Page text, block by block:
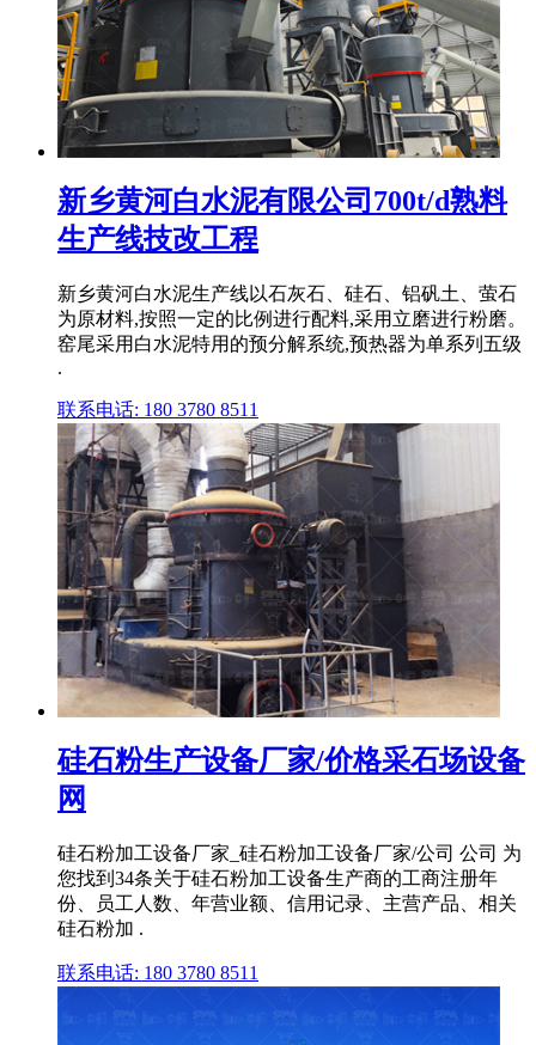
新乡黄河白水泥有限公司700t/d熟料
生产线技改工程
新乡黄河白水泥生产线以石灰石、硅石、铝矾土、萤石
为原材料,按照一定的比例进行配料,采用立磨进行粉磨。
窑尾采用白水泥特用的预分解系统,预热器为单系列五级
.
联系电话: 180 3780 8511
硅石粉生产设备厂家/价格采石场设备
网
硅石粉加工设备厂家_硅石粉加工设备厂家/公司 公司 为
您找到34条关于硅石粉加工设备生产商的工商注册年
份、员工人数、年营业额、信用记录、主营产品、相关
硅石粉加 .
联系电话: 180 3780 8511